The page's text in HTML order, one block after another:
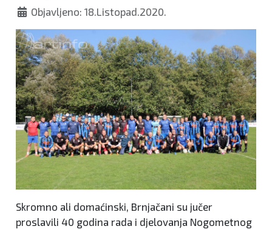
Objavljeno: 18.Listopad.2020.
Skromno ali domaćinski, Brnjačani su jučer
proslavili 40 godina rada i djelovanja Nogometnog